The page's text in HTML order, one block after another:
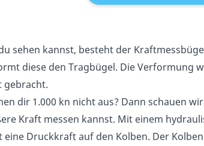
sehen kannst, besteht der
diese den Tragbügel. Die Verformung
gebracht.
dir 1.000 kn nicht aus? Dann schauen
Kraft messen kannst. Mit einem
eine Druckkraft auf den Kolben. Der